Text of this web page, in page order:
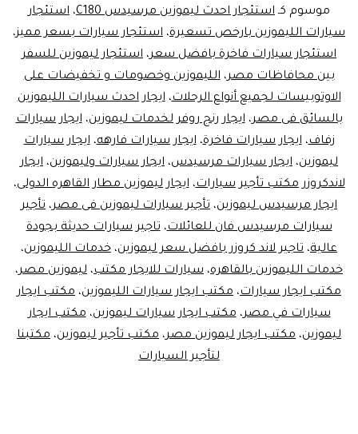
مصر
ايجار
سيارات
موسوم كـ استئجار احدث ليموزين مرسيدس C180 ، استئجار
سيارات الليموزين بارخص تسعيرة، استئجار سيارات بسعر مميز،
استئجار سيارات فاخرة بافضل سعر، استئجار ليموزين للسفر
بين محافاظات مصر،الليموزين وخصومات و تخفيضات على
الاوتوبيسات لجميع أنواع الرحلات،ايجار احدث سيارات الليموزين
بالسائق فى مصر،ايجار رنج روفر لخدمات ليموزين،ايجار سيارات
زفاف،ايجار سيارات فاخرة،ايجار سيارات فارهه،ايجار سيارات
ليموزين، ايجار سيارات مرسيدس، ايجار سيارات وليموزين، ايجار
لاندكروزر مكتب تأجير سيارات،ايجار ليموزين مطار القاهره الدولى،
ايجار مرسيدس ليموزين، تأجير سيارات ليموزين فى مصر، تأجير
سيارات مرسيدس فان للعائلات،تاجير سيارات حديثة بجودة
عالية، تاجير لاند كروزر بافضل سعر ليموزين، خدمات الليموزين،
خدمات الليموزين بالقاهره، سيارات للايجار مكتب، ليموزين مصر،
مكتب ايجار سيارات، مكتب ايجار سيارات الليموزين، مكتب ايجار
سيارات في مصر،مكتب ايجار سيارات ليموزين،مكتب ايجار
ليموزين، مكتب ايجار ليموزين مصر، مكتب تأجير ليموزين، مكتبنا
لتأجير السيارات